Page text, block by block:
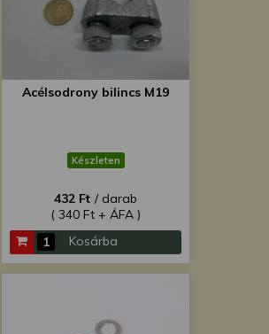
Acélsodrony bilincs M19
Készleten
432 Ft / darab
( 340 Ft + ÁFA )
Kosárba